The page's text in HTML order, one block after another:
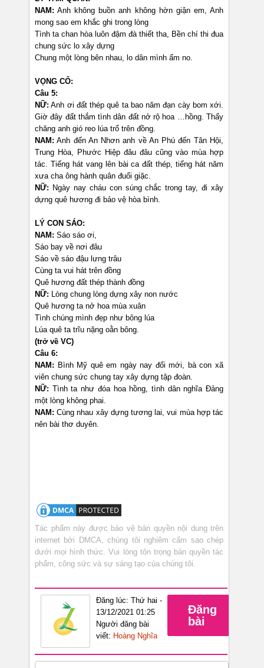
NAM: Anh không buồn anh không hờn giận em, Anh
mong sao em khắc ghi trong lòng
Tình ta chan hòa luôn đậm đà thiết tha, Bền chí thi đua
chung sức lo xây dựng
Chung một lòng bên nhau, lo dân mình ấm no.
VỌNG CỔ:
Câu 5:
NỮ: Anh ơi đất thép quê ta bao năm đạn cày bom xới.
Giờ đây đất thắm tình dân đất nở rộ hoa …hồng. Thấy
chăng anh gió reo lúa trổ trên đồng.
NAM: Anh đến An Nhơn anh về An Phú đến Tân Hội,
Trung Hòa, Phước Hiệp đâu đâu cũng vào mùa hợp
tác. Tiếng hát vang lên bài ca đất thép, tiếng hát năm
xưa cha ông hành quân đuổi giặc.
NỮ: Ngày nay cháu con súng chắc trong tay, đi xây
dựng quê hương đi bảo vệ hòa bình.
LÝ CON SÁO:
NAM: Sáo sáo ơi,
Sáo bay về nơi đâu
Sáo về sáo đậu lưng trâu
Cùng ta vui hát trên đồng
Quê hương đất thép thành đồng
NỮ: Lòng chung lòng dựng xây non nước
Quê hương ta nở hoa mùa xuân
Tình chúng mình đẹp như bông lúa
Lúa quê ta trĩu nặng oằn bông.
(trở về VC)
Câu 6:
NAM: Bình Mỹ quê em ngày nay đổi mới, bà con xã
viên chung sức chung tay xây dựng tập đoàn.
NỮ: Tình ta như đóa hoa hồng, tình dân nghĩa Đảng
một lòng không phai.
NAM: Cùng nhau xây dựng tương lai, vui mùa hợp tác
nên bài thơ duyên.
Tác phẩm này được bảo vệ bản quyền nội dung trên
internet bởi DMCA, chúng tôi nghiêm cấm sao chép
dưới mọi hình thức. Vui lòng tôn trọng bản quyền tác
phẩm, công sức và sự sáng tạo của chúng tôi.
Đăng lúc: Thứ hai -
13/12/2021 01:25
Người đăng bài
viết: Hoàng Nghĩa
Đăng
bài